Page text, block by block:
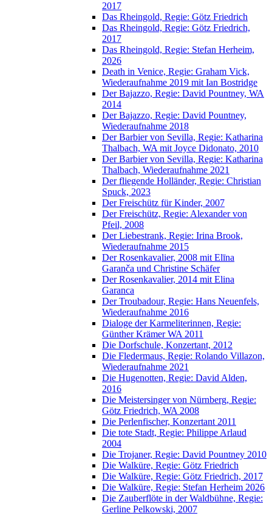
2017
Das Rheingold, Regie: Götz Friedrich
Das Rheingold, Regie: Götz Friedrich,
2017
Das Rheingold, Regie: Stefan Herheim,
2026
Death in Venice, Regie: Graham Vick,
Wiederaufnahme 2019 mit Ian Bostridge
Der Bajazzo, Regie: David Pountney, WA
2014
Der Bajazzo, Regie: David Pountney,
Wiederaufnahme 2018
Der Barbier von Sevilla, Regie: Katharina
Thalbach, WA mit Joyce Didonato, 2010
Der Barbier von Sevilla, Regie: Katharina
Thalbach, Wiederaufnahme 2021
Der fliegende Holländer, Regie: Christian
Spuck, 2023
Der Freischütz für Kinder, 2007
Der Freischütz, Regie: Alexander von
Pfeil, 2008
Der Liebestrank, Regie: Irina Brook,
Wiederaufnahme 2015
Der Rosenkavalier, 2008 mit Elīna
Garanča und Christine Schäfer
Der Rosenkavalier, 2014 mit Elina
Garanca
Der Troubadour, Regie: Hans Neuenfels,
Wiederaufnahme 2016
Dialoge der Karmeliterinnen, Regie:
Günther Krämer WA 2011
Die Dorfschule, Konzertant, 2012
Die Fledermaus, Regie: Rolando Villazon,
Wiederaufnahme 2021
Die Hugenotten, Regie: David Alden,
2016
Die Meistersinger von Nürnberg, Regie:
Götz Friedrich, WA 2008
Die Perlenfischer, Konzertant 2011
Die tote Stadt, Regie: Philippe Arlaud
2004
Die Trojaner, Regie: David Pountney 2010
Die Walküre, Regie: Götz Friedrich
Die Walküre, Regie: Götz Friedrich, 2017
Die Walküre, Regie: Stefan Herheim 2026
Die Zauberflöte in der Waldbühne, Regie:
Gerline Pelkowski, 2007